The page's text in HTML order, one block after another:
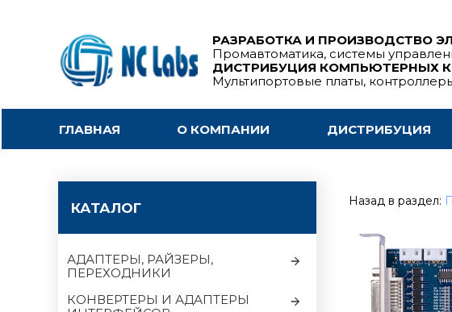
РАЗРАБОТКА И ПРОИЗВОДСТВО
Промавтоматика, системы
ДИСТРИБУЦИЯ КОМПЬЮТЕРНЫХ
Мультипортовые платы,
ГЛАВНАЯ О КОМПАНИИ ДИСТРИБУЦИЯ
КАТАЛОГ
АДАПТЕРЫ, РАЙЗЕРЫ,
ПЕРЕХОДНИКИ
КОНВЕРТЕРЫ И АДАПТЕРЫ
Назад в раздел: